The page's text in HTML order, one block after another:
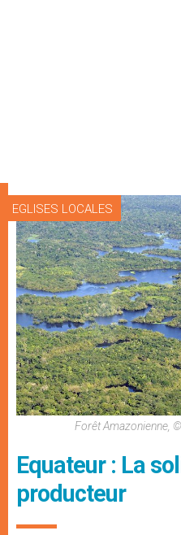
EGLISES LOCALES
Forêt Amazonienne,
Equateur : La
producteur